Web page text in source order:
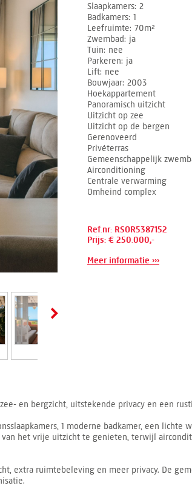
Slaapkamers 2
Badkamers 1
Leefruimte 70m²
Zwembad
ja
Tuin nee
Parkeren ja
Lift nee
Bouwjaar 2003
Hoekappartement
Panoramisch uitzicht
Uitzicht op zee
Uitzicht op de bergen
Gerenoveerd
Privéterras
Gemeenschappelijk
Airconditioning
Centrale verwarming
Omheind complex
Ref.nr: RSOR5387152
Prijs: € 250.000,-
Meer informatie ›››
en bergzicht, uitstekende privacy en een
1 moderne badkamer, een
het vrije uitzicht te genieten, terwijl
extra ruimtebeleving en meer privacy. De